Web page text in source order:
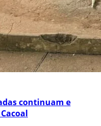
continuam e